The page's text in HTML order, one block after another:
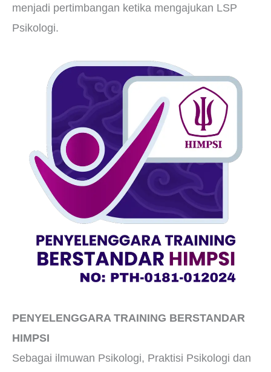
menjadi pertimbangan ketika mengajukan LSP
Psikologi.
PENYELENGGARA TRAINING BERSTANDAR
HIMPSI
Sebagai ilmuwan Psikologi, Praktisi Psikologi dan